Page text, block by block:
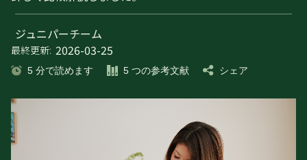
ジュニパーチーム
最終更新: 2026-03-25
5 分で読めます 5 つの参考文献 シェア